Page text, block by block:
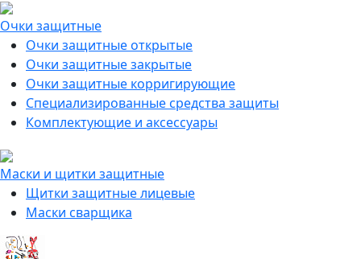
Очки защитные
Очки защитные открытые
Очки защитные закрытые
Очки защитные корригирующие
Специализированные средства защиты
Комплектующие и аксессуары
Маски и щитки защитные
Щитки защитные лицевые
Маски сварщика